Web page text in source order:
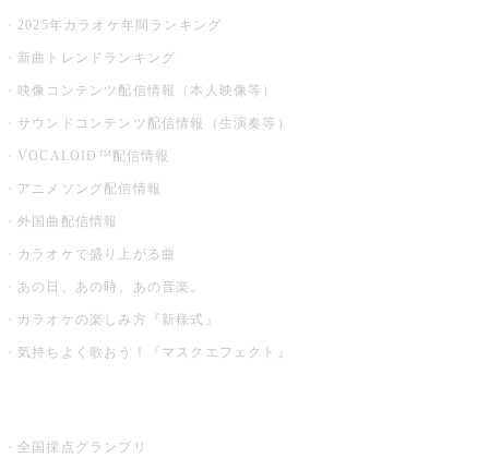
2025年カラオケ年間ランキング
新曲トレンドランキング
映像コンテンツ配信情報（本人映像等）
サウンドコンテンツ配信情報（生演奏等）
VOCALOID™配信情報
アニメソング配信情報
外国曲配信情報
カラオケで盛り上がる曲
あの日、あの時、あの音楽。
カラオケの楽しみ方『新様式』
気持ちよく歌おう！『マスクエフェクト』
全国採点グランプリ